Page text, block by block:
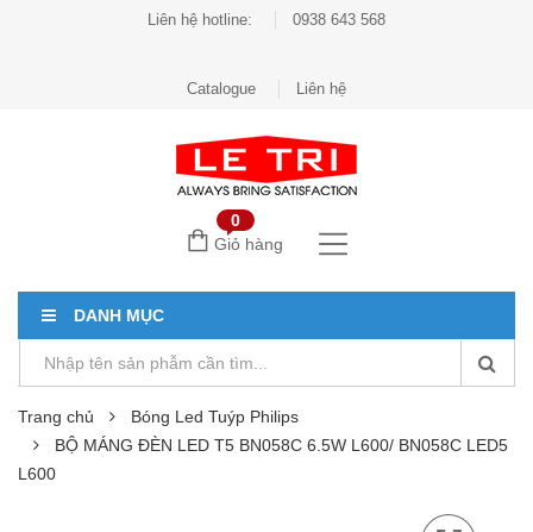
Liên hệ hotline: 0938 643 568
Catalogue Liên hệ
0
Giỏ hàng
DANH MỤC
Trang chủ
Bóng Led Tuýp Philips
BỘ MÁNG ĐÈN LED T5 BN058C 6.5W L600/ BN058C LED5
L600